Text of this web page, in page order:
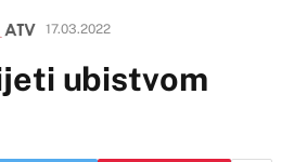
17.03.2022
ubistvom